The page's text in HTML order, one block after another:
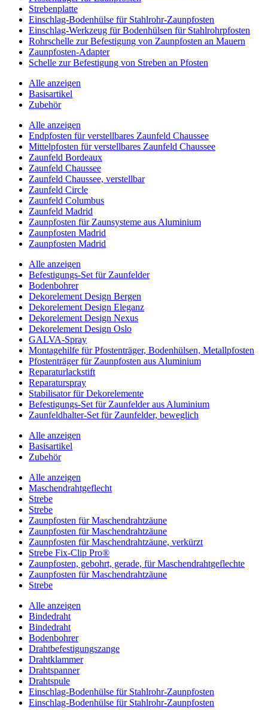
Strebenplatte
Einschlag-Bodenhülse für Stahlrohr-Zaunpfosten
Einschlag-Werkzeug für Bodenhülsen für Stahlrohrpfosten
Rohrschelle zur Befestigung von Zaunpfosten an Mauern
Zaunpfosten-Adapter
Schelle zur Befestigung von Streben an Pfosten
Alle anzeigen
Basisartikel
Zubehör
Alle anzeigen
Endpfosten für verstellbares Zaunfeld Chaussee
Mittelpfosten für verstellbares Zaunfeld Chaussee
Zaunfeld Bordeaux
Zaunfeld Chaussee
Zaunfeld Chaussee, verstellbar
Zaunfeld Circle
Zaunfeld Columbus
Zaunfeld Madrid
Zaunpfosten für Zaunsysteme aus Aluminium
Zaunpfosten Madrid
Zaunpfosten Madrid
Alle anzeigen
Befestigungs-Set für Zaunfelder
Bodenbohrer
Dekorelement Design Bergen
Dekorelement Design Eleganz
Dekorelement Design Nexus
Dekorelement Design Oslo
GALVA-Spray
Montagehilfe für Pfostenträger, Bodenhülsen, Metallpfosten
Pfostenträger für Zaunpfosten aus Aluminium
Reparaturlackstift
Reparaturspray
Stabilisator für Dekorelemente
Befestigungs-Set für Zaunfelder aus Aluminium
Zaunfeldhalter-Set für Zaunfelder, beweglich
Alle anzeigen
Basisartikel
Zubehör
Alle anzeigen
Maschendrahtgeflecht
Strebe
Strebe
Zaunpfosten für Maschendrahtzäune
Zaunpfosten für Maschendrahtzäune
Zaunpfosten für Maschendrahtzäune, verkürzt
Strebe Fix-Clip Pro®
Zaunpfosten, gebohrt, gerade, für Maschendrahtgeflechte
Zaunpfosten für Maschendrahtzäune
Strebe
Alle anzeigen
Bindedraht
Bindedraht
Bodenbohrer
Drahtbefestigungszange
Drahtklammer
Drahtspanner
Drahtspule
Einschlag-Bodenhülse für Stahlrohr-Zaunpfosten
Einschlag-Bodenhülse für Stahlrohr-Zaunpfosten